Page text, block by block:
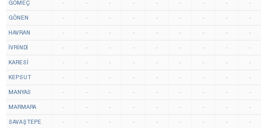
GÖMEÇ - - - - - - - - -
GÖNEN - - - - - - - - -
HAVRAN - - - - - - - - -
İVRİNDİ - - - - - - - - -
KARESİ - - - - - - - - -
KEPSUT - - - - - - - - -
MANYAS - - - - - - - - -
MARMARA - - - - - - - - -
SAVAŞTEPE - - - - - - - - -